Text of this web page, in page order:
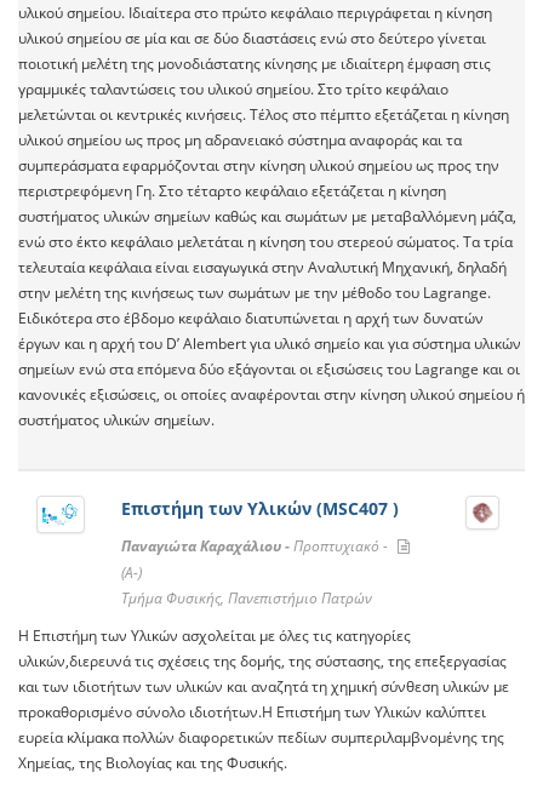
υλικού σημείου. Ιδιαίτερα στο πρώτο κεφάλαιο περιγράφεται η κίνηση
υλικού σημείου σε μία και σε δύο διαστάσεις ενώ στο δεύτερο γίνεται
ποιοτική μελέτη της μονοδιάστατης κίνησης με ιδιαίτερη έμφαση στις
γραμμικές ταλαντώσεις του υλικού σημείου. Στο τρίτο κεφάλαιο
μελετώνται οι κεντρικές κινήσεις. Τέλος στο πέμπτο εξετάζεται η κίνηση
υλικού σημείου ως προς μη αδρανειακό σύστημα αναφοράς και τα
συμπεράσματα εφαρμόζονται στην κίνηση υλικού σημείου ως προς την
περιστρεφόμενη Γη. Στο τέταρτο κεφάλαιο εξετάζεται η κίνηση
συστήματος υλικών σημείων καθώς και σωμάτων με μεταβαλλόμενη μάζα,
ενώ στο έκτο κεφάλαιο μελετάται η κίνηση του στερεού σώματος. Τα τρία
τελευταία κεφάλαια είναι εισαγωγικά στην Αναλυτική Μηχανική, δηλαδή
στην μελέτη της κινήσεως των σωμάτων με την μέθοδο του Lagrange.
Ειδικότερα στο έβδομο κεφάλαιο διατυπώνεται η αρχή των δυνατών
έργων και η αρχή του D’ Alembert για υλικό σημείο και για σύστημα υλικών
σημείων ενώ στα επόμενα δύο εξάγονται οι εξισώσεις του Lagrange και οι
κανονικές εξισώσεις, οι οποίες αναφέρονται στην κίνηση υλικού σημείου ή
συστήματος υλικών σημείων.
Επιστήμη των Υλικών (MSC407 )
Παναγιώτα Καραχάλιου -Προπτυχιακό -
(A-)
Τμήμα Φυσικής, Πανεπιστήμιο Πατρών
Η Επιστήμη των Υλικών ασχολείται με όλες τις κατηγορίες
υλικών,διερευνά τις σχέσεις της δομής, της σύστασης, της επεξεργασίας
και των ιδιοτήτων των υλικών και αναζητά τη χημική σύνθεση υλικών με
προκαθορισμένο σύνολο ιδιοτήτων.Η Επιστήμη των Υλικών καλύπτει
ευρεία κλίμακα πολλών διαφορετικών πεδίων συμπεριλαμβνομένης της
Χημείας, της Βιολογίας και της Φυσικής.